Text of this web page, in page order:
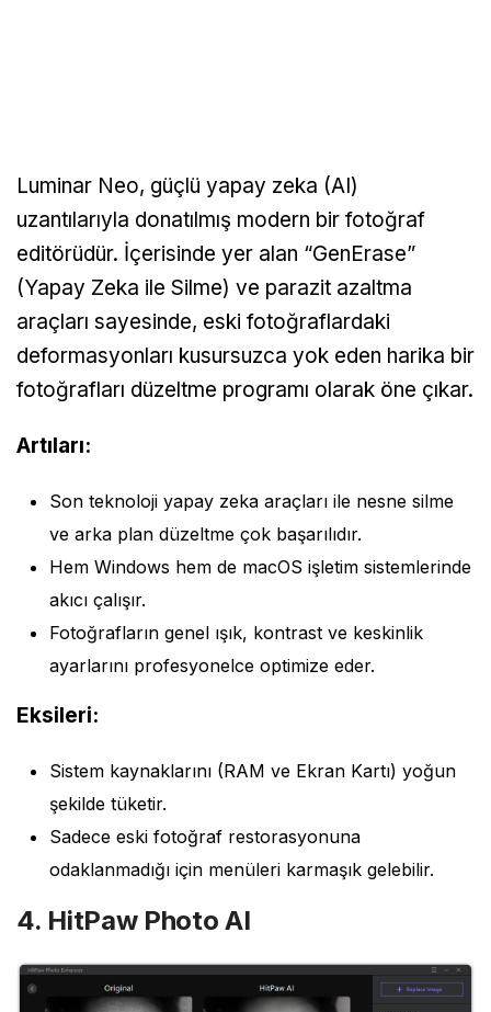
Luminar Neo, güçlü yapay zeka (AI)
uzantılarıyla donatılmış modern bir fotoğraf
editörüdür. İçerisinde yer alan “GenErase”
(Yapay Zeka ile Silme) ve parazit azaltma
araçları sayesinde, eski fotoğraflardaki
deformasyonları kusursuzca yok eden harika bir
fotoğrafları düzeltme programı olarak öne çıkar.
Artıları:
Son teknoloji yapay zeka araçları ile nesne silme
ve arka plan düzeltme çok başarılıdır.
Hem Windows hem de macOS işletim sistemlerinde
akıcı çalışır.
Fotoğrafların genel ışık, kontrast ve keskinlik
ayarlarını profesyonelce optimize eder.
Eksileri:
Sistem kaynaklarını (RAM ve Ekran Kartı) yoğun
şekilde tüketir.
Sadece eski fotoğraf restorasyonuna
odaklanmadığı için menüleri karmaşık gelebilir.
4. HitPaw Photo AI